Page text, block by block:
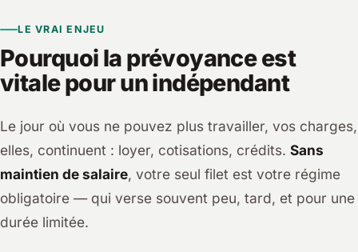
LE VRAI ENJEU
Pourquoi la prévoyance est
vitale pour un indépendant
Le jour où vous ne pouvez plus travailler, vos charges,
elles, continuent : loyer, cotisations, crédits. Sans
maintien de salaire, votre seul filet est votre régime
obligatoire — qui verse souvent peu, tard, et pour une
durée limitée.